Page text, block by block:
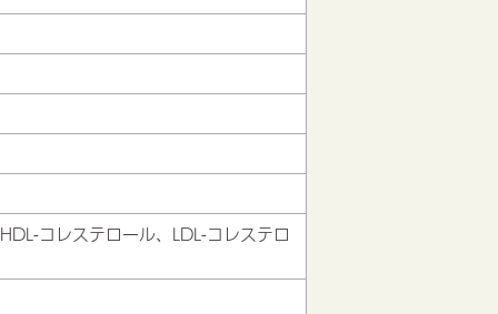
コレステロール、LDL-コレステロ